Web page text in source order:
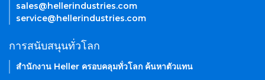
sales@hellerindustries.com
service@hellerindustries.com
การสนับสนุนทั่วโลก
สำนักงาน Heller ครอบคลุมทั่วโลก ค้นหาตัวแทน